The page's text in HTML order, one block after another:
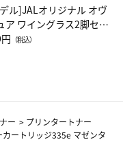
ル]JALオリジナル オヴ
ア ワイングラス2脚セッ
ッドワイン）
（税込）
ー > プリンタートナー
カートリッジ335e マゼンタ